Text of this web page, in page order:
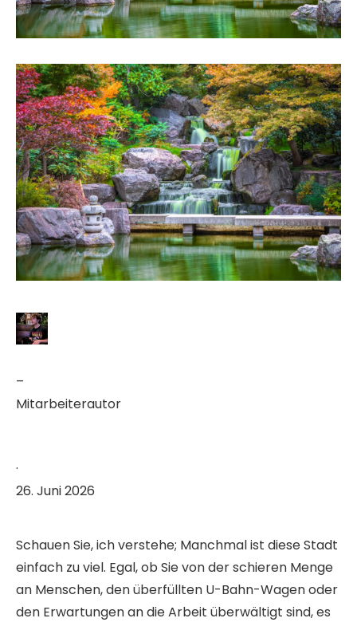
–
Mitarbeiterautor
·
26. Juni 2026
Schauen Sie, ich verstehe; Manchmal ist diese Stadt
einfach zu viel. Egal, ob Sie von der schieren Menge
an Menschen, den überfüllten U-Bahn-Wagen oder
den Erwartungen an die Arbeit überwältigt sind, es